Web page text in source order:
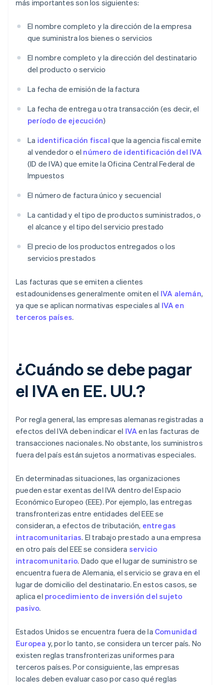
más importantes son los siguientes:
El nombre completo y la dirección de la empresa
que suministra los bienes o servicios
El nombre completo y la dirección del destinatario
del producto o servicio
La fecha de emisión de la factura
La fecha de entrega u otra transacción (es decir, el
período de ejecución)
La identificación fiscal que la agencia fiscal emite
al vendedor o el número de identificación del IVA
(ID de IVA) que emite la Oficina Central Federal de
Impuestos
El número de factura único y secuencial
La cantidad y el tipo de productos suministrados, o
el alcance y el tipo del servicio prestado
El precio de los productos entregados o los
servicios prestados
Las facturas que se emiten a clientes
estadounidenses generalmente omiten el IVA alemán,
ya que se aplican normativas especiales al IVA en
terceros países.
¿Cuándo se debe pagar
el IVA en EE. UU.?
Por regla general, las empresas alemanas registradas a
efectos del IVA deben indicar el IVAen las facturas de
transacciones nacionales. No obstante, los suministros
fuera del país están sujetos a normativas especiales.
En determinadas situaciones, las organizaciones
pueden estar exentas del IVA dentro del Espacio
Económico Europeo (EEE). Por ejemplo, las entregas
transfronterizas entre entidades del EEE se
consideran, a efectos de tributación, entregas
intracomunitarias. El trabajo prestado a una empresa
en otro país del EEE se considera servicio
intracomunitario. Dado que el lugar de suministro se
encuentra fuera de Alemania, el servicio se grava en el
lugar de domicilio del destinatario. En estos casos, se
aplica el procedimiento de inversión del sujeto
pasivo.
Estados Unidos se encuentra fuera de la Comunidad
Europea y, por lo tanto, se considera un tercer país. No
existen reglas transfronterizas uniformes para
terceros países. Por consiguiente, las empresas
locales deben evaluar caso por caso qué reglas